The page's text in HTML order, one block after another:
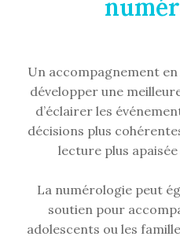
Un accompagnement
développer une
d’éclairer les
décisions plus
lecture plus
La numérologie peut
soutien pour
adolescents ou les